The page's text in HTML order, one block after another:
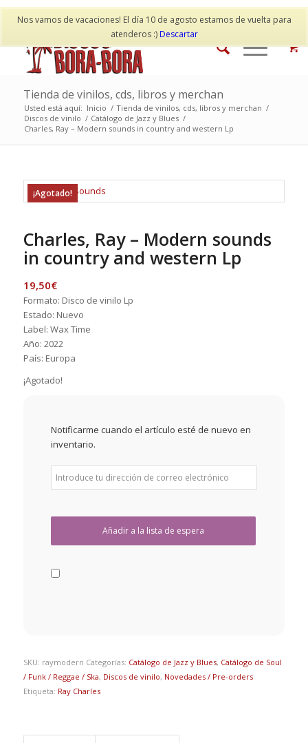
Nos vamos de vacaciones! El día 10 de agosto estamos de vuelta para
atenderos :)Descartar
Mi cuenta Contacto
Tienda de vinilos, cds, libros y merchan
Usted está aquí: Inicio / Tienda de vinilos, cds, libros y merchan /
Discos de vinilo / Catálogo de Jazz y Blues /
Charles, Ray – Modern sounds in country and western Lp
¡Agotado!
Charles, Ray – Modern sounds
in country and western Lp
19,50€
Formato: Disco de vinilo Lp
Estado: Nuevo
Label: Wax Time
Año: 2022
País: Europa
¡Agotado!
Notificarme cuando el artículo esté de nuevo en
inventario.
SKU: raymodern Categorías: Catálogo de Jazz y Blues, Catálogo de Soul
/ Funk / Reggae / Ska, Discos de vinilo, Novedades / Pre-orders
Etiqueta: Ray Charles